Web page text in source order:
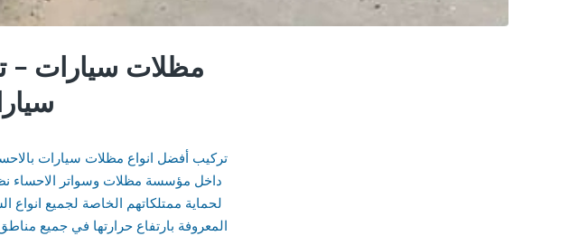
مظلات سيارات –
تركيب أفضل انواع مظلات سيارات
داخل مؤسسة مظلات وسواتر الاحساء
لحماية ممتلكاتهم الخاصة لجميع
المعروفة بارتفاع حرارتها في جميع